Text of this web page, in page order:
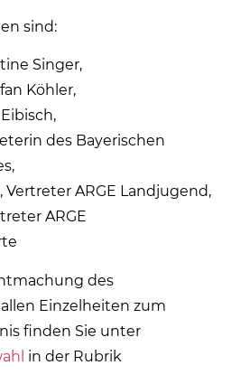
sind:
Singer,
Köhler,
des Bayerischen
ARGE Landjugend,
ARGE
des
Einzelheiten zum
finden Sie unter
in der Rubrik